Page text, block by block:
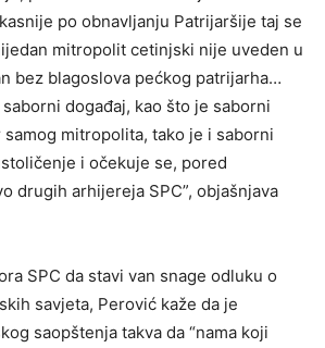
po obnavljanju Patrijaršije taj se
mitropolit cetinjski nije uveden u
bez blagoslova pećkog patrijarha…
događaj, kao što je saborni
mitropolita, tako je i saborni
i očekuje se, pored
drugih arhijereja SPC”, objašnjava
SPC da stavi van snage odluku o
savjeta, Perović kaže da je
saopštenja takva da “nama koji